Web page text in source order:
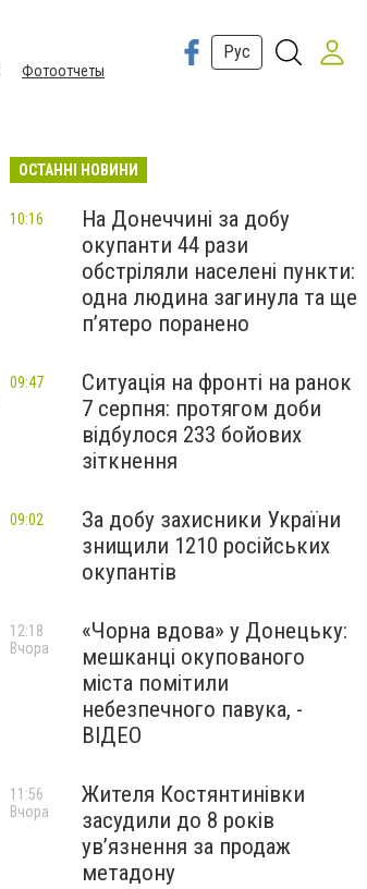
Фотоотчеты
Рус
ОСТАННІ НОВИНИ
На Донеччині за добу
окупанти 44 рази
обстріляли населені пункти:
одна людина загинула та ще
пʼятеро поранено
10:16
Ситуація на фронті на ранок
7 серпня: протягом доби
відбулося 233 бойових
зіткнення
09:47
За добу захисники України
знищили 1210 російських
окупантів
09:02
«Чорна вдова» у Донецьку:
мешканці окупованого
міста помітили
небезпечного павука, -
ВІДЕО
12:18
Вчора
Жителя Костянтинівки
засудили до 8 років
ув’язнення за продаж
метадону
11:56
Вчора